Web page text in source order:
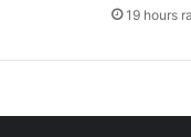
19 hours